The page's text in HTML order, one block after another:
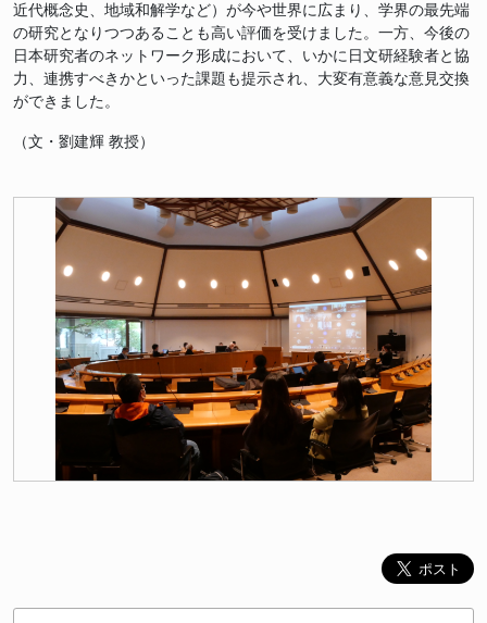
近代概念史、地域和解学など）が今や世界に広まり、学界の最先端
の研究となりつつあることも高い評価を受けました。一方、今後の
日本研究者のネットワーク形成において、いかに日文研経験者と協
力、連携すべきかといった課題も提示され、大変有意義な意見交換
ができました。
（文・劉建輝 教授）